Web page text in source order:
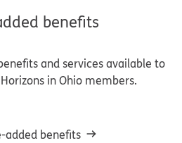
benefits
and services available to
in Ohio members.
added benefits